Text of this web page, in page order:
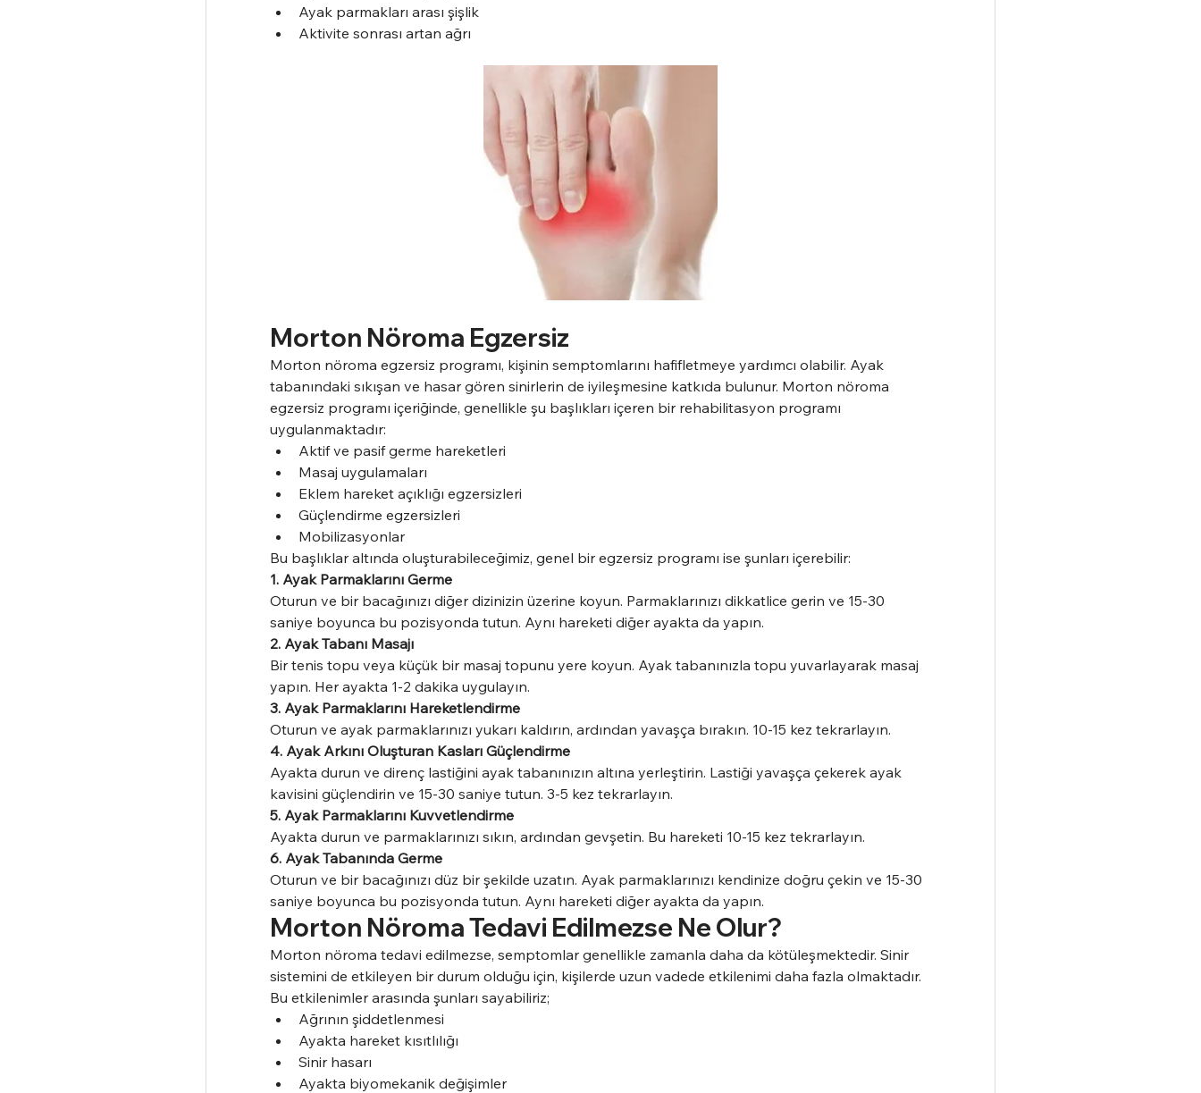
Ayak parmakları arası şişlik
Aktivite sonrası artan ağrı
Morton Nöroma Egzersiz
Morton nöroma egzersiz programı, kişinin semptomlarını hafifletmeye yardımcı olabilir. Ayak
tabanındaki sıkışan ve hasar gören sinirlerin de iyileşmesine katkıda bulunur. Morton nöroma
egzersiz programı içeriğinde, genellikle şu başlıkları içeren bir rehabilitasyon programı
uygulanmaktadır:
Aktif ve pasif germe hareketleri
Masaj uygulamaları
Eklem hareket açıklığı egzersizleri
Güçlendirme egzersizleri
Mobilizasyonlar
Bu başlıklar altında oluşturabileceğimiz, genel bir egzersiz programı ise şunları içerebilir:
1. Ayak Parmaklarını Germe
Oturun ve bir bacağınızı diğer dizinizin üzerine koyun. Parmaklarınızı dikkatlice gerin ve 15-30
saniye boyunca bu pozisyonda tutun. Aynı hareketi diğer ayakta da yapın.
2. Ayak Tabanı Masajı
Bir tenis topu veya küçük bir masaj topunu yere koyun. Ayak tabanınızla topu yuvarlayarak masaj
yapın. Her ayakta 1-2 dakika uygulayın.
3. Ayak Parmaklarını Hareketlendirme
Oturun ve ayak parmaklarınızı yukarı kaldırın, ardından yavaşça bırakın. 10-15 kez tekrarlayın.
4. Ayak Arkını Oluşturan Kasları Güçlendirme
Ayakta durun ve direnç lastiğini ayak tabanınızın altına yerleştirin. Lastiği yavaşça çekerek ayak
kavisini güçlendirin ve 15-30 saniye tutun. 3-5 kez tekrarlayın.
5. Ayak Parmaklarını Kuvvetlendirme
Ayakta durun ve parmaklarınızı sıkın, ardından gevşetin. Bu hareketi 10-15 kez tekrarlayın.
6. Ayak Tabanında Germe
Oturun ve bir bacağınızı düz bir şekilde uzatın. Ayak parmaklarınızı kendinize doğru çekin ve 15-30
saniye boyunca bu pozisyonda tutun. Aynı hareketi diğer ayakta da yapın.
Morton Nöroma Tedavi Edilmezse Ne Olur?
Morton nöroma tedavi edilmezse, semptomlar genellikle zamanla daha da kötüleşmektedir. Sinir
sistemini de etkileyen bir durum olduğu için, kişilerde uzun vadede etkilenimi daha fazla olmaktadır.
Bu etkilenimler arasında şunları sayabiliriz;
Ağrının şiddetlenmesi
Ayakta hareket kısıtlılığı
Sinir hasarı
Ayakta biyomekanik değişimler